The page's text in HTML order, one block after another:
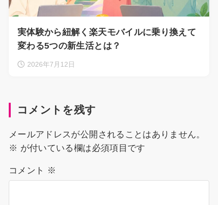
実体験から紐解く楽天モバイルに乗り換えて
変わる5つの新生活とは？
2026年7月12日
コメントを残す
メールアドレスが公開されることはありません。
※ が付いている欄は必須項目です
コメント ※